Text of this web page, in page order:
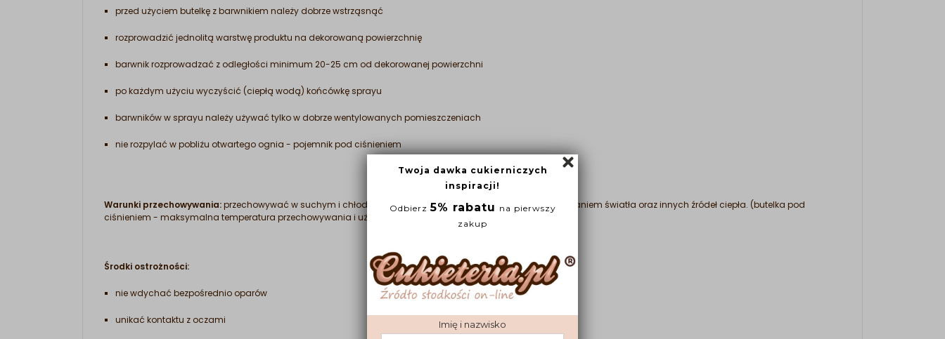
przed użyciem butelkę z barwnikiem należy dobrze wstrząsnąć
rozprowadzić jednolitą warstwę produktu na dekorowaną powierzchnię
barwnik rozprowadzać z odległości minimum 20-25 cm od dekorowanej powierzchni
po każdym użyciu wyczyścić (ciepłą wodą) końcówkę sprayu
barwników w sprayu należy używać tylko w dobrze wentylowanych pomieszczeniach
nie rozpylać w pobliżu otwartego ognia - pojemnik pod ciśnieniem
Warunki przechowywania:przechowywać w suchym i chłodnym miejscu; chronić przed bezpośrednim działaniem światła oraz innych źródeł ciepła. (butelka pod
ciśnieniem - maksymalna temperatura przechowywania i użycia to 50°C).
Środki ostrożności:
nie wdychać bezpośrednio oparów
unikać kontaktu z oczami